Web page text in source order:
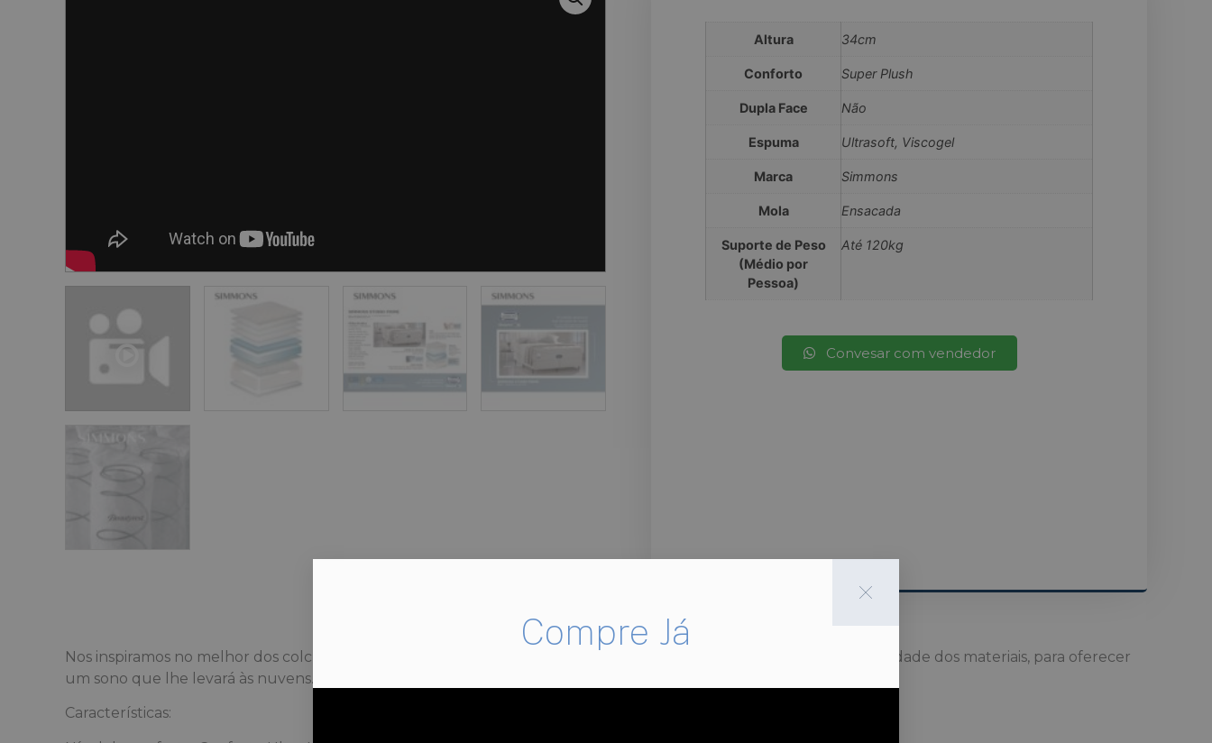
Altura 34cm
Conforto Super Plush
Dupla Face Não
Espuma Ultrasoft, Viscogel
Marca Simmons
Mola Ensacada
Suporte de Peso
(Médio por
Pessoa)
Até 120kg
Convesar com vendedor
Nos inspiramos no melhor dos colchões americanos, para criar a linha Ultra Plush. O conforto macio e a incrível qualidade dos materiais, para oferecer
um sono que lhe levará às nuvens.
Características:
Compre Já